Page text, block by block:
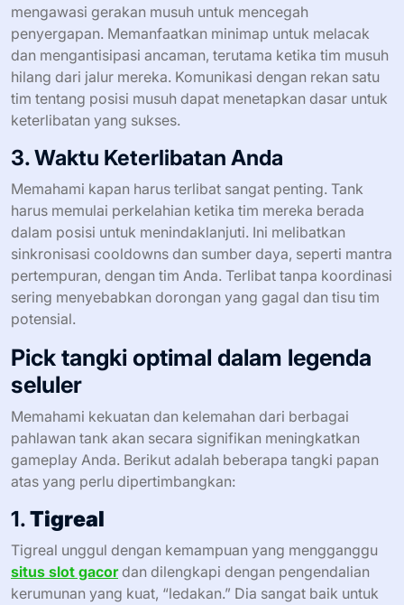
mengawasi gerakan musuh untuk mencegah
penyergapan. Memanfaatkan minimap untuk melacak
dan mengantisipasi ancaman, terutama ketika tim musuh
hilang dari jalur mereka. Komunikasi dengan rekan satu
tim tentang posisi musuh dapat menetapkan dasar untuk
keterlibatan yang sukses.
3. Waktu Keterlibatan Anda
Memahami kapan harus terlibat sangat penting. Tank
harus memulai perkelahian ketika tim mereka berada
dalam posisi untuk menindaklanjuti. Ini melibatkan
sinkronisasi cooldowns dan sumber daya, seperti mantra
pertempuran, dengan tim Anda. Terlibat tanpa koordinasi
sering menyebabkan dorongan yang gagal dan tisu tim
potensial.
Pick tangki optimal dalam legenda
seluler
Memahami kekuatan dan kelemahan dari berbagai
pahlawan tank akan secara signifikan meningkatkan
gameplay Anda. Berikut adalah beberapa tangki papan
atas yang perlu dipertimbangkan:
1.Tigreal
Tigreal unggul dengan kemampuan yang mengganggu
situs slot gacordan dilengkapi dengan pengendalian
kerumunan yang kuat, “ledakan.” Dia sangat baik untuk